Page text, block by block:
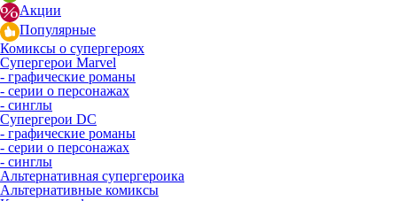
Акции
Популярные
Комиксы о супергероях
Супергерои Marvel
- графические романы
- серии о персонажах
- синглы
Супергерои DC
- графические романы
- серии о персонажах
- синглы
Альтернативная супергероика
Альтернативные комиксы